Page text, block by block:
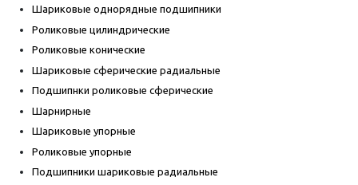
Шариковые однорядные подшипники
Роликовые цилиндрические
Роликовые конические
Шариковые сферические радиальные
Подшипнки роликовые сферические
Шарнирные
Шариковые упорные
Роликовые упорные
Подшипники шариковые радиальные